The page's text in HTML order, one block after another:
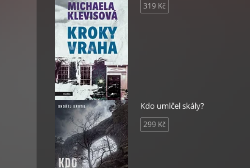
319 Kč
Kdo umlčel skály?
299 Kč